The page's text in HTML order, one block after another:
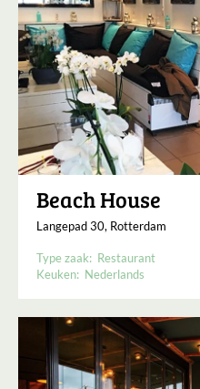
Beach House
Langepad 30, Rotterdam
Type zaak: Restaurant
Keuken: Nederlands